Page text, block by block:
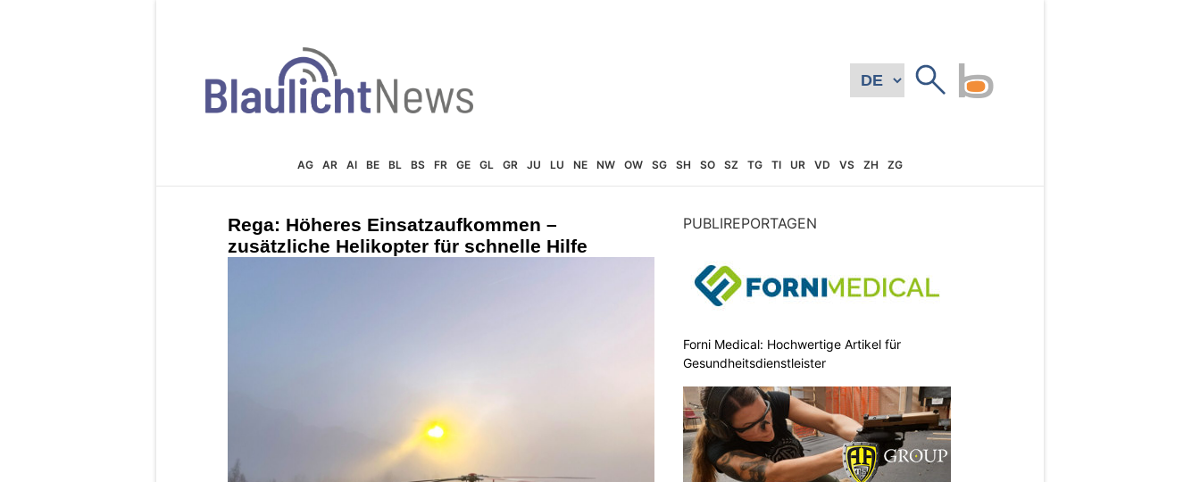
AG AR AI BE BL BS FR GE GL GR JU LU NE NW OW SG SH SO SZ TG TI UR VD VS ZH ZG
Rega: Höheres Einsatzaufkommen –
zusätzliche Helikopter für schnelle Hilfe
PUBLIREPORTAGEN
Forni Medical: Hochwertige Artikel für
Gesundheitsdienstleister